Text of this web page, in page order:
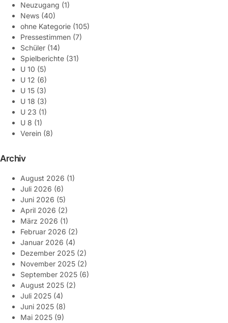
Neuzugang (1)
News (40)
ohne Kategorie (105)
Pressestimmen (7)
Schüler (14)
Spielberichte (31)
U 10 (5)
U 12 (6)
U 15 (3)
U 18 (3)
U 23 (1)
U 8 (1)
Verein (8)
Archiv
August 2026 (1)
Juli 2026 (6)
Juni 2026 (5)
April 2026 (2)
März 2026 (1)
Februar 2026 (2)
Januar 2026 (4)
Dezember 2025 (2)
November 2025 (2)
September 2025 (6)
August 2025 (2)
Juli 2025 (4)
Juni 2025 (8)
Mai 2025 (9)